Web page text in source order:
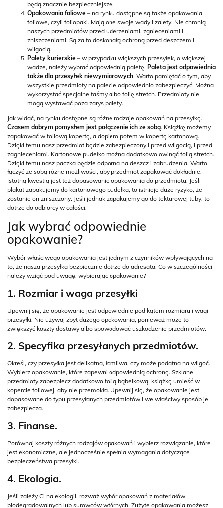
będą znacznie bezpieczniejsze.
Opakowania foliowe – na rynku dostępne są także opakowania
foliowe, czyli foliopaki. Mają one swoje wady i zalety. Nie chronią
naszych przedmiotów przed uderzeniami, zgnieceniami i
zniszczeniami. Są za to doskonałą ochroną przed deszczem i
wilgocią.
Palety kurierskie – w przypadku większych przesyłek, o większej
wadze, należy wybrać odpowiednią paletę. Paleta jest odpowiednia
także dla przesyłek niewymiarowych. Warto pamiętać o tym, aby
wszystkie przedmioty na palecie odpowiednio zabezpieczyć. Można
wykorzystać specjalne taśmy albo folię stretch. Przedmioty nie
mogą wystawać poza zarys palety.
Jak widać, na rynku dostępne są różne rodzaje opakowań na przesyłkę.
Czasem dobrym pomysłem jest połączenie ich ze sobą. Książkę możemy
zapakować w foliową kopertę, a dopiero potem w kopertę kartonową.
Dzięki temu nasz przedmiot będzie zabezpieczony i przed wilgocią, i przed
zagnieceniami. Kartonowe pudełko można dodatkowo owinąć folią stretch.
Dzięki temu nasz paczka będzie odporna na deszcz i zabrudzenia. Warto
łączyć ze sobą różne możliwości, aby przedmiot zapakować dokładnie.
Istotną kwestią jest też dopasowanie opakowania do przedmiotu. Jeśli
plakat zapakujemy do kartonowego pudełka, to istnieje duże ryzyko, że
zostanie on zniszczony. Jeśli jednak zapakujemy go do tekturowej tuby, to
dotrze do odbiorcy w całości.
Jak wybrać odpowiednie
opakowanie?
Wybór właściwego opakowania jest jednym z czynników wpływających na
to, że nasza przesyłka bezpiecznie dotrze do adresata. Co w szczególności
należy wziąć pod uwagę, wybierając opakowanie?
1. Rozmiar i waga przesyłki
Upewnij się, że opakowanie jest odpowiednie pod kątem rozmiaru i wagi
przesyłki. Nie używaj zbyt dużego opakowania, ponieważ może to
zwiększyć koszty dostawy albo spowodować uszkodzenie przedmiotów.
2. Specyfika przesyłanych przedmiotów.
Określ, czy przesyłka jest delikatna, łamliwa, czy może podatna na wilgoć.
Wybierz opakowanie, które zapewni odpowiednią ochronę. Szklane
przedmioty zabezpiecz dodatkowo folią bąbelkową, książkę umieść w
kopercie foliowej, aby nie przemokła. Upewnij się, że opakowanie jest
dopasowane do typu przesyłanych przedmiotów i we właściwy sposób je
zabezpiecza.
3. Finanse.
Porównaj koszty różnych rodzajów opakowań i wybierz rozwiązanie, które
jest ekonomiczne, ale jednocześnie spełnia wymagania dotyczące
bezpieczeństwa przesyłki.
4. Ekologia.
Jeśli zależy Ci na ekologii, rozważ wybór opakowań z materiałów
biodegradowalnych lub surowców wtórnych. Zużyte opakowania możesz